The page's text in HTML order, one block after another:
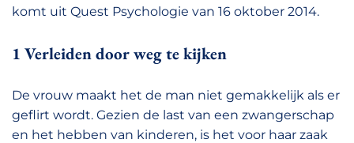
komt uit Quest Psychologie van 16 oktober 2014.
1 Verleiden door weg te kijken
De vrouw maakt het de man niet gemakkelijk als er
geflirt wordt. Gezien de last van een zwangerschap
en het hebben van kinderen, is het voor haar zaak